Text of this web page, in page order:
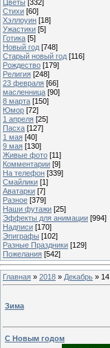
Цветы [332]
Стихи [60]
Хэллоуин [18]
Ужастики [5]
Готика [5]
Новый год [748]
Старый новый год [116]
Рождество [179]
Религия [248]
23 февраля [66]
масленница [90]
8 марта [150]
Юмор [72]
1 апреля [25]
Пасха [127]
1 мая [40]
9 мая [130]
Живые фото [11]
Комментарии [9]
На телефон [339]
Смайлики [1]
Аватарки [7]
Разное [379]
Наши футажи [25]
Эффекты для анимации [994]
Надписи [170]
Эпиграфы [102]
Разные Праздники [129]
Пожелания [542]
Главная » 2018 » Декабрь » 14
Зима
C Новым годом